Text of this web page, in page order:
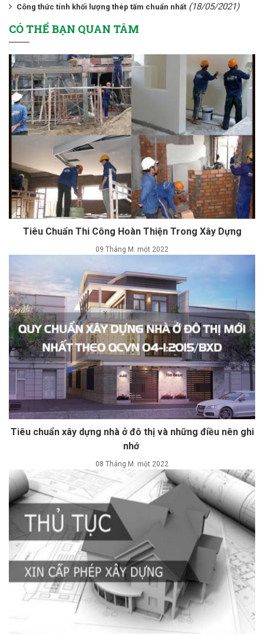
Công thức tính khối lượng thép tấm chuẩn nhất (18/05/2021)
CÓ THỂ BẠN QUAN TÂM
Tiêu Chuẩn Thi Công Hoàn Thiện Trong Xây Dựng
09 Tháng M. một 2022
Tiêu chuẩn xây dựng nhà ở đô thị và những điều nên ghi
nhớ
08 Tháng M. một 2022